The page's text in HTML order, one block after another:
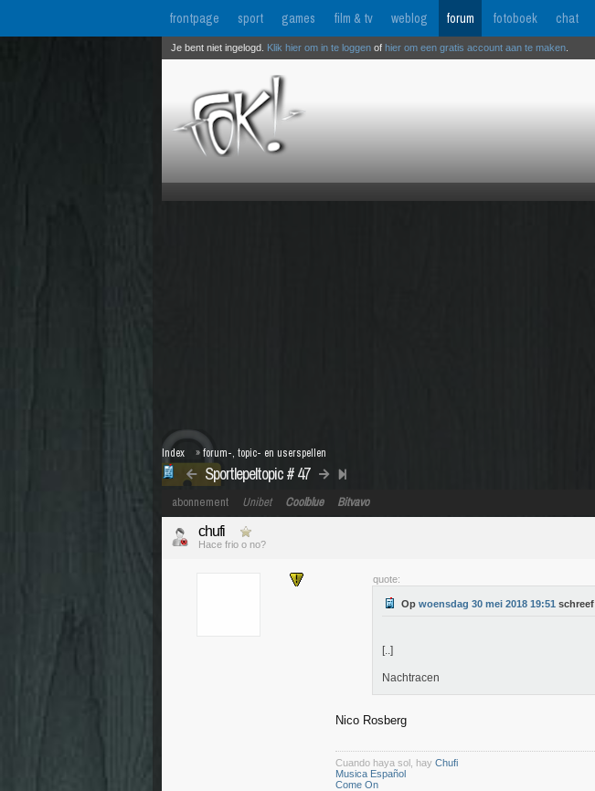
frontpage sport games film & tv weblog forum fotoboek chat
Je bent niet ingelogd. Klik hier om in te loggen of hier om een gratis account aan te maken
Sportlepeltopic # 47
Index »forum-, topic- en userspellen
abonnement Unibet Coolblue Bitvavo
chufi
Hace frio o no?
quote:
Op woensdag 30 mei 2018 19:51 schreef
[..]
Nachtracen
Nico Rosberg
Cuando haya sol, hay Chufi
Musica Español
Come On